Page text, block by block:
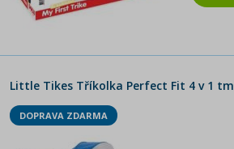
Little Tikes Tříkolka Perfect Fit 4 v 1
DOPRAVA ZDARMA